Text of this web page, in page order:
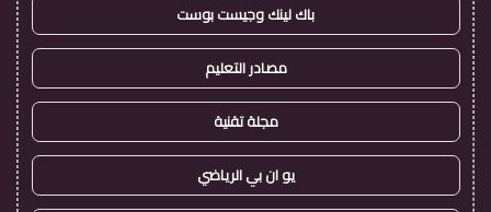
باك لينك وجيست بوست
مصادر التعليم
مجلة تقنية
يو ان بي الرياضي